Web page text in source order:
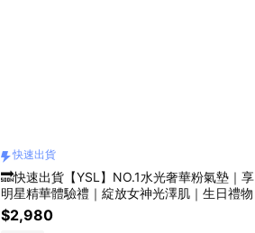
快速出貨
🔜快速出貨【YSL】NO.1水光奢華粉氣墊｜享
明星精華體驗禮｜綻放女神光澤肌｜生日禮物
$2,980